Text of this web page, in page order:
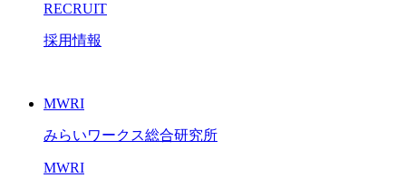
RECRUIT
採用情報
MWRI
みらいワークス総合研究所
MWRI